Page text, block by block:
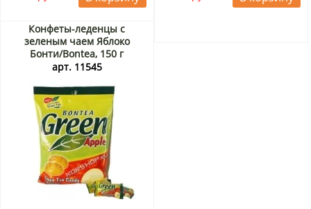
97,7 г, жиры – 0 г, белки – 0 г, 391 ккал.
Срок годности 1 год.
леденцы с айвой, японские продукты, фруктовые
сладости, конфеты с айвой, товары из Японии.
Конфеты-леденцы с
зеленым чаем Яблоко
Бонти/Bontea, 150 г
арт. 11545